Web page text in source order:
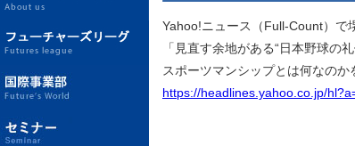
Yahoo!ニュース（Full-Count）で
「見直す余地がある“日本野球の
スポーツマンシップとは何なのか
https://headlines.yahoo.co.jp/